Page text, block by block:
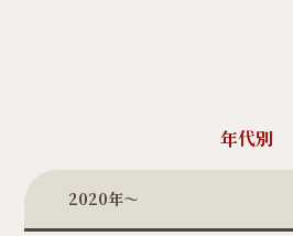
年代別
2020年〜